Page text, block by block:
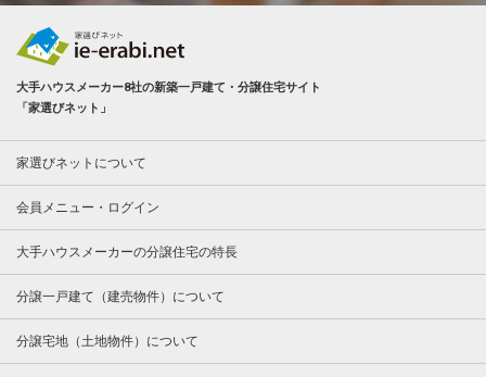
大手ハウスメーカー8社の新築一戸建て・分譲住宅サイト
「家選びネット」
家選びネットについて
会員メニュー・ログイン
大手ハウスメーカーの分譲住宅の特長
分譲一戸建て（建売物件）について
分譲宅地（土地物件）について